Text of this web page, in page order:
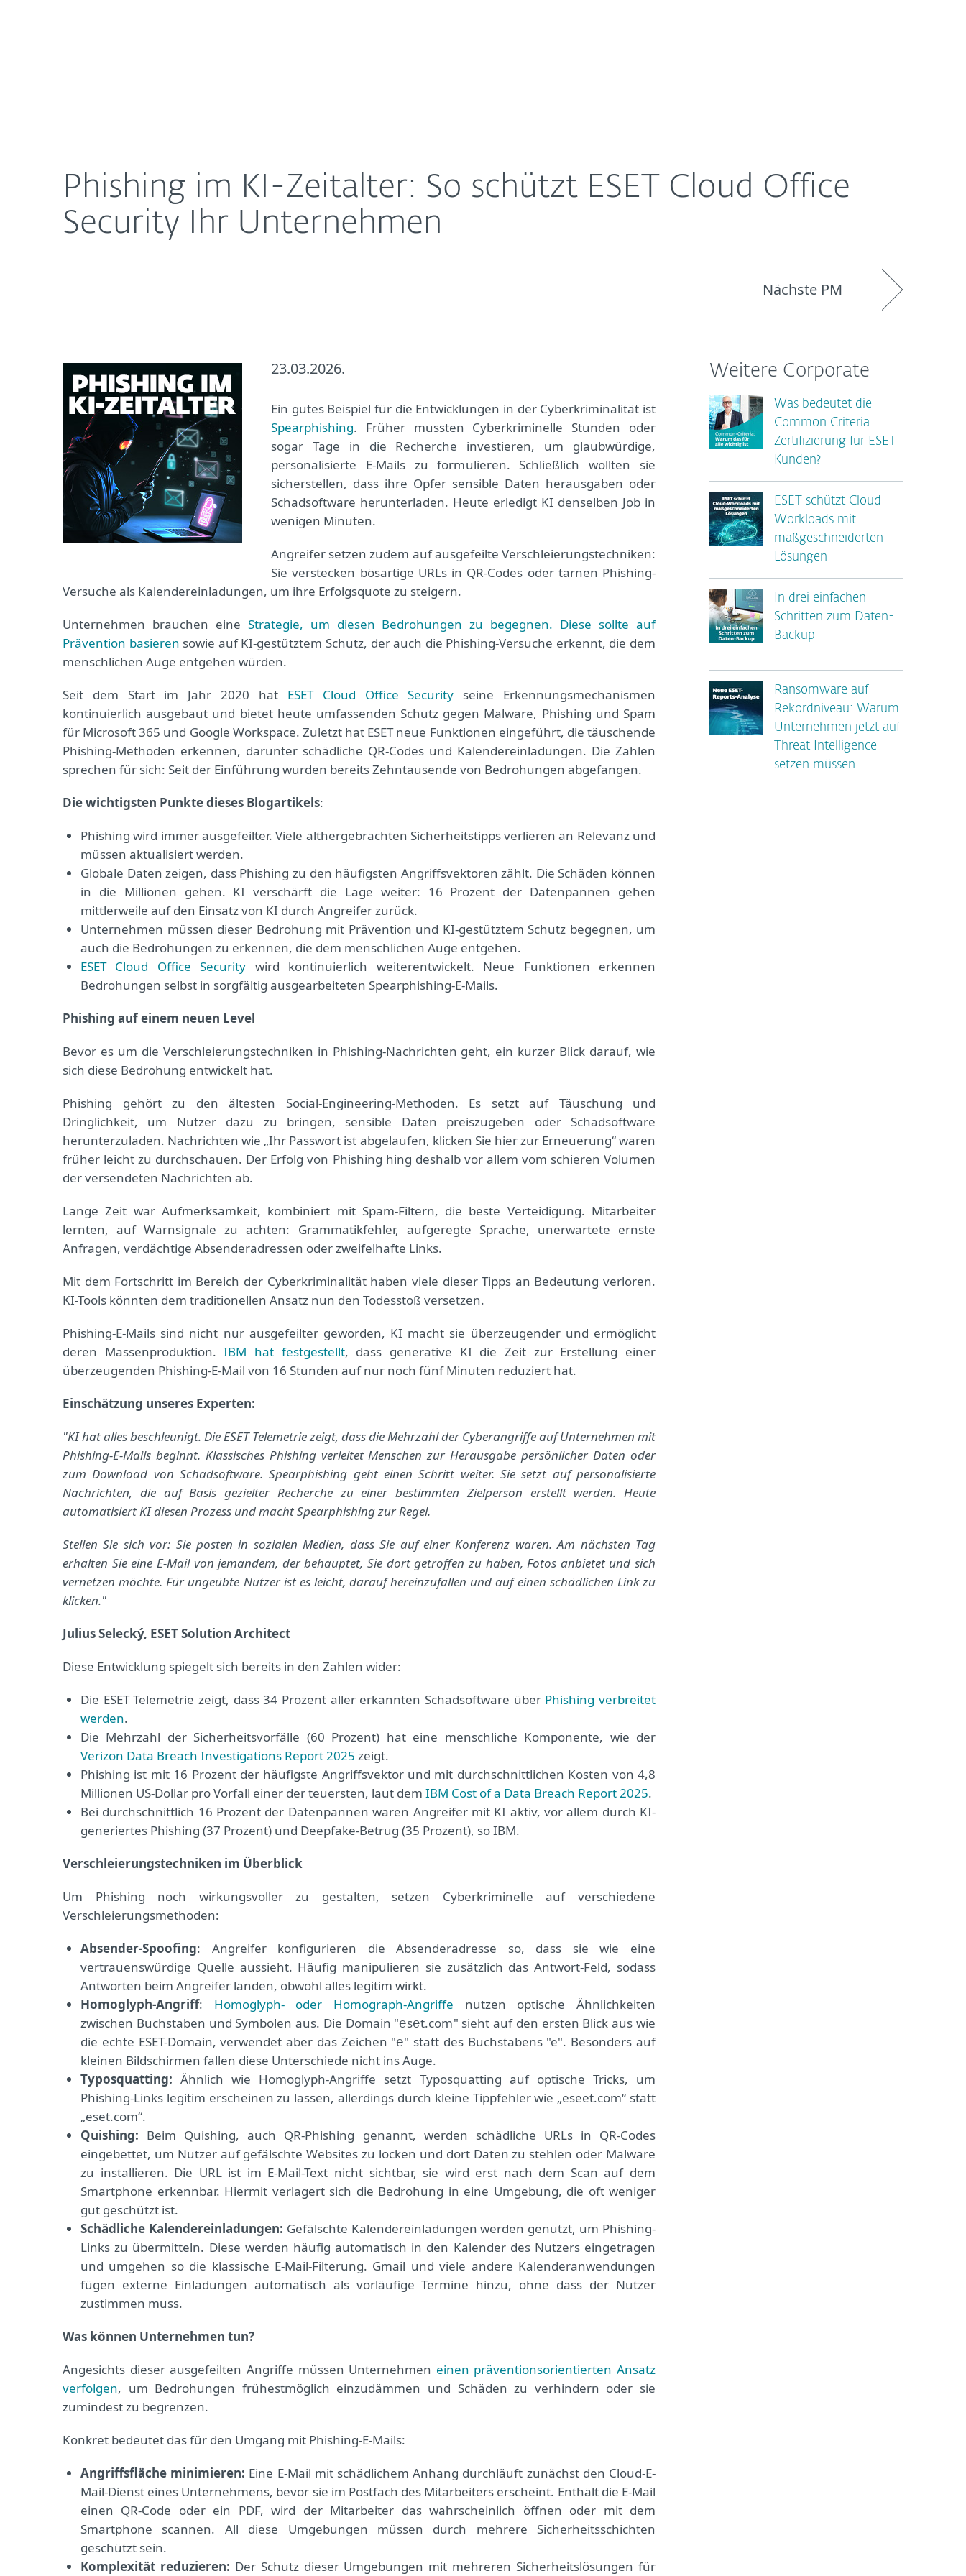
Phishing im KI-Zeitalter: So schützt ESET Cloud Office
Security Ihr Unternehmen
Nächste PM
23.03.2026.
Ein gutes Beispiel für die Entwicklungen in der Cyberkriminalität ist
Spearphishing. Früher mussten Cyberkriminelle Stunden oder
sogar Tage in die Recherche investieren, um glaubwürdige,
personalisierte E-Mails zu formulieren. Schließlich wollten sie
sicherstellen, dass ihre Opfer sensible Daten herausgaben oder
Schadsoftware herunterladen. Heute erledigt KI denselben Job in
wenigen Minuten.
Angreifer setzen zudem auf ausgefeilte Verschleierungstechniken:
Sie verstecken bösartige URLs in QR-Codes oder tarnen Phishing-
Versuche als Kalendereinladungen, um ihre Erfolgsquote zu steigern.
Unternehmen brauchen eine Strategie, um diesen Bedrohungen zu begegnen. Diese sollte auf
Prävention basieren sowie auf KI-gestütztem Schutz, der auch die Phishing-Versuche erkennt, die dem
menschlichen Auge entgehen würden.
Seit dem Start im Jahr 2020 hat ESET Cloud Office Security seine Erkennungsmechanismen
kontinuierlich ausgebaut und bietet heute umfassenden Schutz gegen Malware, Phishing und Spam
für Microsoft 365 und Google Workspace. Zuletzt hat ESET neue Funktionen eingeführt, die täuschende
Phishing-Methoden erkennen, darunter schädliche QR-Codes und Kalendereinladungen. Die Zahlen
sprechen für sich: Seit der Einführung wurden bereits Zehntausende von Bedrohungen abgefangen.
Die wichtigsten Punkte dieses Blogartikels:
Phishing wird immer ausgefeilter. Viele althergebrachten Sicherheitstipps verlieren an Relevanz und
müssen aktualisiert werden.
Globale Daten zeigen, dass Phishing zu den häufigsten Angriffsvektoren zählt. Die Schäden können
in die Millionen gehen. KI verschärft die Lage weiter: 16 Prozent der Datenpannen gehen
mittlerweile auf den Einsatz von KI durch Angreifer zurück.
Unternehmen müssen dieser Bedrohung mit Prävention und KI-gestütztem Schutz begegnen, um
auch die Bedrohungen zu erkennen, die dem menschlichen Auge entgehen.
ESET Cloud Office Security wird kontinuierlich weiterentwickelt. Neue Funktionen erkennen
Bedrohungen selbst in sorgfältig ausgearbeiteten Spearphishing-E-Mails.
Phishing auf einem neuen Level
Bevor es um die Verschleierungstechniken in Phishing-Nachrichten geht, ein kurzer Blick darauf, wie
sich diese Bedrohung entwickelt hat.
Phishing gehört zu den ältesten Social-Engineering-Methoden. Es setzt auf Täuschung und
Dringlichkeit, um Nutzer dazu zu bringen, sensible Daten preiszugeben oder Schadsoftware
herunterzuladen. Nachrichten wie „Ihr Passwort ist abgelaufen, klicken Sie hier zur Erneuerung“ waren
früher leicht zu durchschauen. Der Erfolg von Phishing hing deshalb vor allem vom schieren Volumen
der versendeten Nachrichten ab.
Lange Zeit war Aufmerksamkeit, kombiniert mit Spam-Filtern, die beste Verteidigung. Mitarbeiter
lernten, auf Warnsignale zu achten: Grammatikfehler, aufgeregte Sprache, unerwartete ernste
Anfragen, verdächtige Absenderadressen oder zweifelhafte Links.
Mit dem Fortschritt im Bereich der Cyberkriminalität haben viele dieser Tipps an Bedeutung verloren.
KI-Tools könnten dem traditionellen Ansatz nun den Todesstoß versetzen.
Phishing-E-Mails sind nicht nur ausgefeilter geworden, KI macht sie überzeugender und ermöglicht
deren Massenproduktion.IBM hat festgestellt, dass generative KI die Zeit zur Erstellung einer
überzeugenden Phishing-E-Mail von 16 Stunden auf nur noch fünf Minuten reduziert hat.
Einschätzung unseres Experten:
"KI hat alles beschleunigt. Die ESET Telemetrie zeigt, dass die Mehrzahl der Cyberangriffe auf Unternehmen mit
Phishing-E-Mails beginnt. Klassisches Phishing verleitet Menschen zur Herausgabe persönlicher Daten oder
zum Download von Schadsoftware. Spearphishing geht einen Schritt weiter. Sie setzt auf personalisierte
Nachrichten, die auf Basis gezielter Recherche zu einer bestimmten Zielperson erstellt werden. Heute
automatisiert KI diesen Prozess und macht Spearphishing zur Regel.
Stellen Sie sich vor: Sie posten in sozialen Medien, dass Sie auf einer Konferenz waren. Am nächsten Tag
erhalten Sie eine E-Mail von jemandem, der behauptet, Sie dort getroffen zu haben, Fotos anbietet und sich
vernetzen möchte. Für ungeübte Nutzer ist es leicht, darauf hereinzufallen und auf einen schädlichen Link zu
klicken."
Julius Selecký, ESET Solution Architect
Diese Entwicklung spiegelt sich bereits in den Zahlen wider:
Die ESET Telemetrie zeigt, dass 34 Prozent aller erkannten Schadsoftware über Phishing verbreitet
werden.
Die Mehrzahl der Sicherheitsvorfälle (60 Prozent) hat eine menschliche Komponente, wie der
Verizon Data Breach Investigations Report 2025 zeigt.
Phishing ist mit 16 Prozent der häufigste Angriffsvektor und mit durchschnittlichen Kosten von 4,8
Millionen US-Dollar pro Vorfall einer der teuersten, laut dem IBM Cost of a Data Breach Report 2025.
Bei durchschnittlich 16 Prozent der Datenpannen waren Angreifer mit KI aktiv, vor allem durch KI-
generiertes Phishing (37 Prozent) und Deepfake-Betrug (35 Prozent), so IBM.
Verschleierungstechniken im Überblick
Um Phishing noch wirkungsvoller zu gestalten, setzen Cyberkriminelle auf verschiedene
Verschleierungsmethoden:
Absender-Spoofing: Angreifer konfigurieren die Absenderadresse so, dass sie wie eine
vertrauenswürdige Quelle aussieht. Häufig manipulieren sie zusätzlich das Antwort-Feld, sodass
Antworten beim Angreifer landen, obwohl alles legitim wirkt.
Homoglyph-Angriff: Homoglyph- oder Homograph-Angriffe nutzen optische Ähnlichkeiten
zwischen Buchstaben und Symbolen aus. Die Domain "℮s℮t.com" sieht auf den ersten Blick aus wie
die echte ESET-Domain, verwendet aber das Zeichen "℮" statt des Buchstabens "e". Besonders auf
kleinen Bildschirmen fallen diese Unterschiede nicht ins Auge.
Typosquatting: Ähnlich wie Homoglyph-Angriffe setzt Typosquatting auf optische Tricks, um
Phishing-Links legitim erscheinen zu lassen, allerdings durch kleine Tippfehler wie „eseet.com“ statt
„eset.com“.
Quishing: Beim Quishing, auch QR-Phishing genannt, werden schädliche URLs in QR-Codes
eingebettet, um Nutzer auf gefälschte Websites zu locken und dort Daten zu stehlen oder Malware
zu installieren. Die URL ist im E-Mail-Text nicht sichtbar, sie wird erst nach dem Scan auf dem
Smartphone erkennbar. Hiermit verlagert sich die Bedrohung in eine Umgebung, die oft weniger
gut geschützt ist.
Schädliche Kalendereinladungen: Gefälschte Kalendereinladungen werden genutzt, um Phishing-
Links zu übermitteln. Diese werden häufig automatisch in den Kalender des Nutzers eingetragen
und umgehen so die klassische E-Mail-Filterung. Gmail und viele andere Kalenderanwendungen
fügen externe Einladungen automatisch als vorläufige Termine hinzu, ohne dass der Nutzer
zustimmen muss.
Was können Unternehmen tun?
Angesichts dieser ausgefeilten Angriffe müssen Unternehmen einen präventionsorientierten Ansatz
verfolgen, um Bedrohungen frühestmöglich einzudämmen und Schäden zu verhindern oder sie
zumindest zu begrenzen.
Konkret bedeutet das für den Umgang mit Phishing-E-Mails:
Angriffsfläche minimieren: Eine E-Mail mit schädlichem Anhang durchläuft zunächst den Cloud-E-
Mail-Dienst eines Unternehmens, bevor sie im Postfach des Mitarbeiters erscheint. Enthält die E-Mail
einen QR-Code oder ein PDF, wird der Mitarbeiter das wahrscheinlich öffnen oder mit dem
Smartphone scannen. All diese Umgebungen müssen durch mehrere Sicherheitsschichten
geschützt sein.
Komplexität reduzieren: Der Schutz dieser Umgebungen mit mehreren Sicherheitslösungen für
Weitere Corporate
Was bedeutet die
Common Criteria
Zertifizierung für ESET
Kunden?
ESET schützt Cloud-
Workloads mit
maßgeschneiderten
Lösungen
In drei einfachen
Schritten zum Daten-
Backup
Ransomware auf
Rekordniveau: Warum
Unternehmen jetzt auf
Threat Intelligence
setzen müssen